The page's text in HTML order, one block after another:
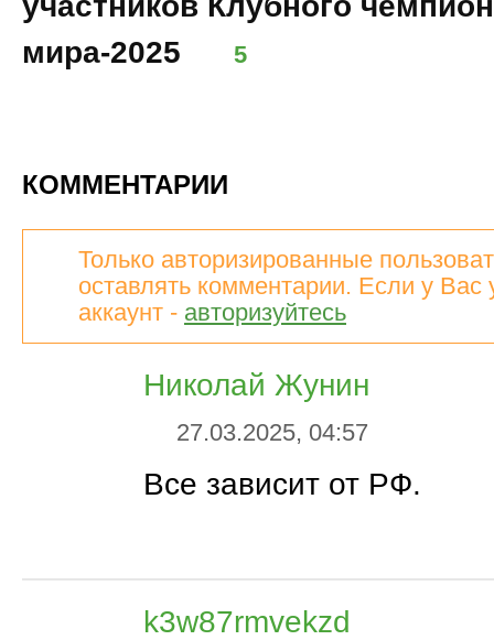
мира-2025
5
КОММЕНТАРИИ
Только авторизированные
оставлять комментарии. Если у Вас
аккаунт - авторизуйтесь
Николай Жунин
27.03.2025, 04:57
Все зависит от РФ.
k3w87rmvekzd